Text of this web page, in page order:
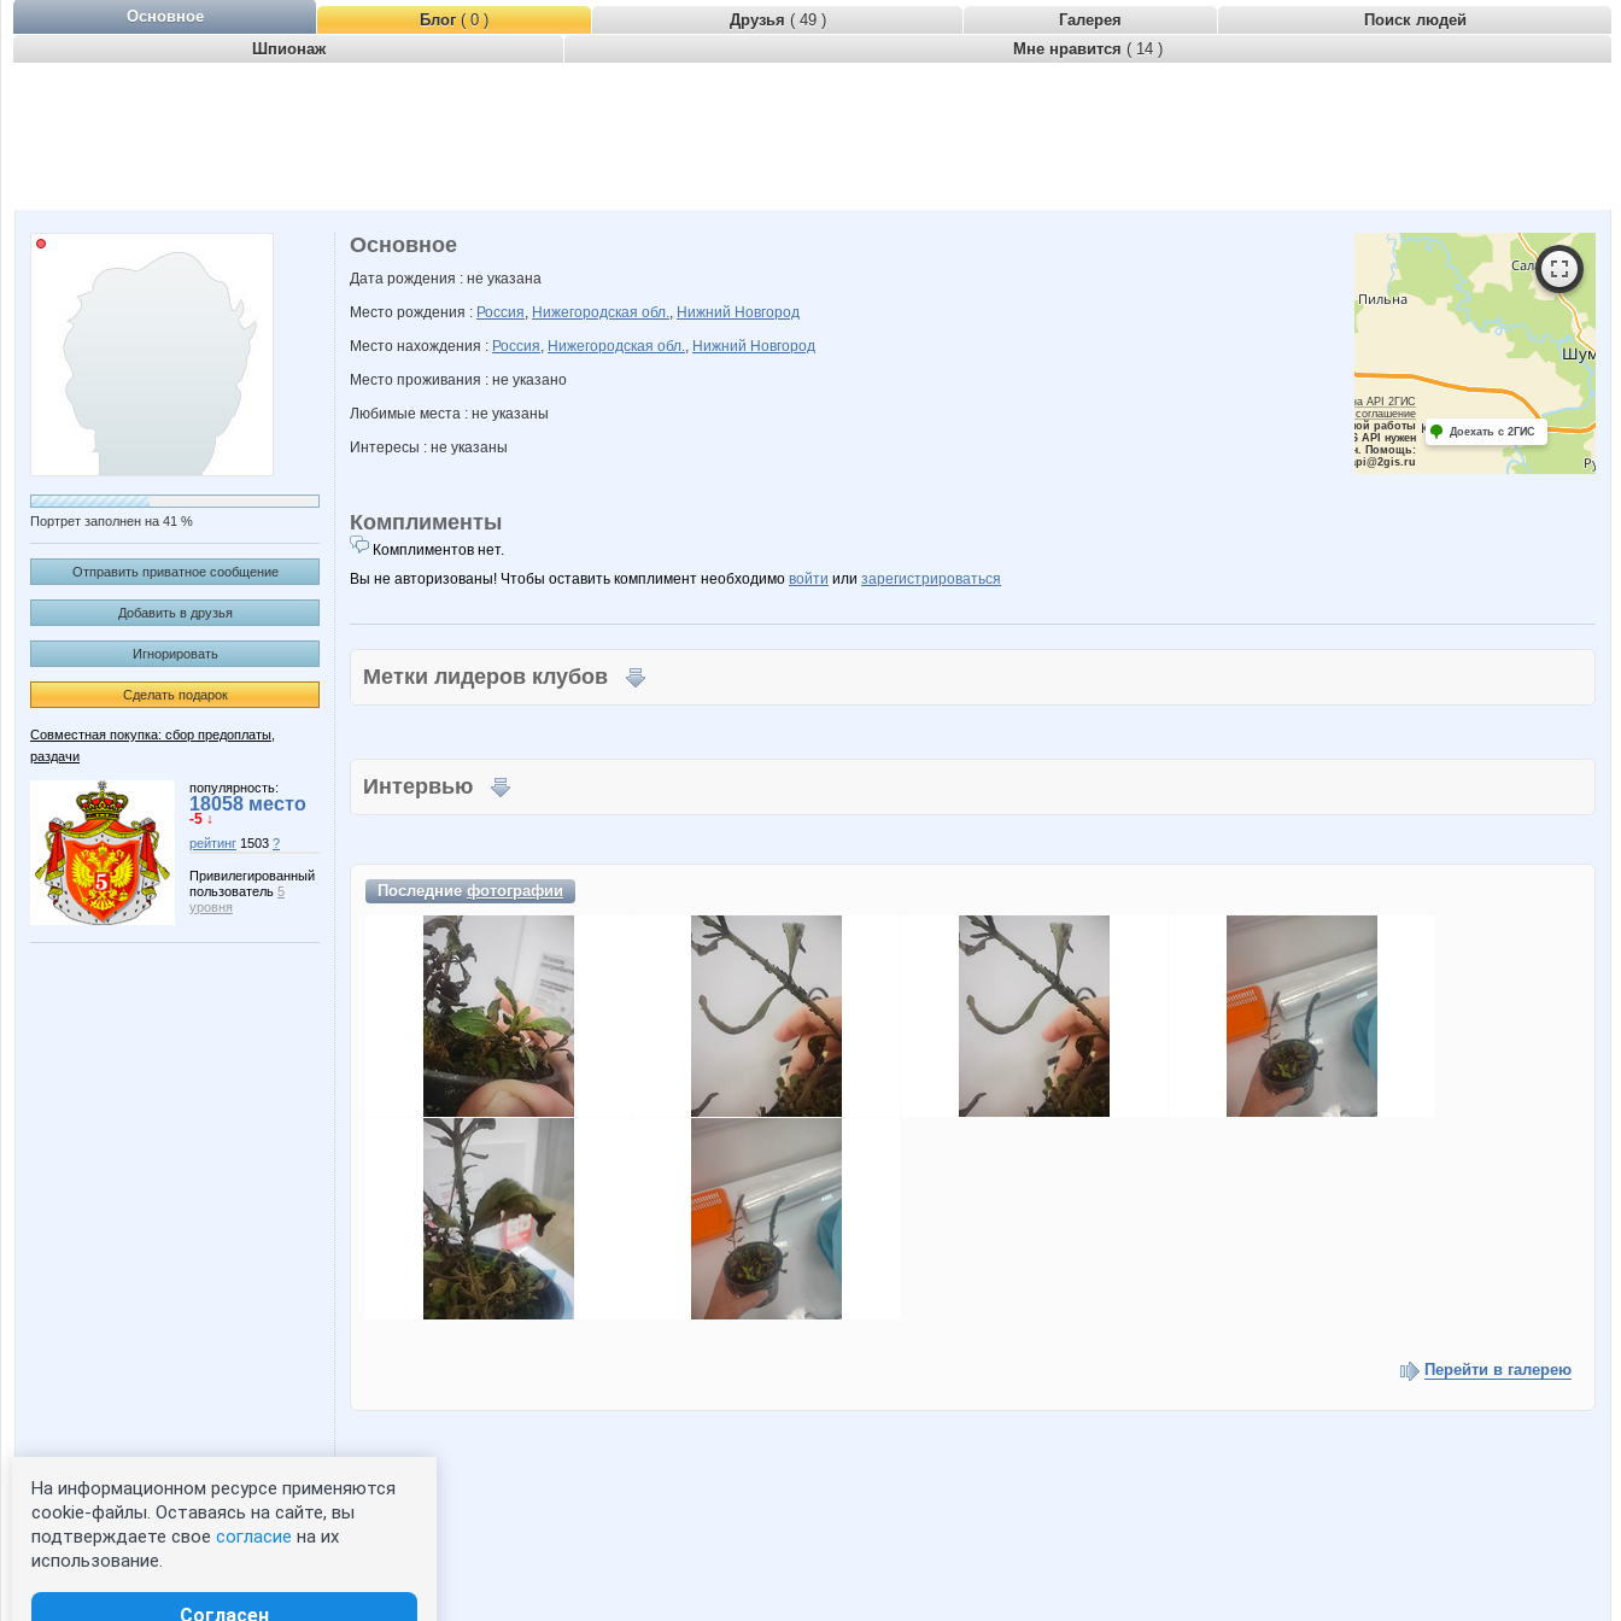
Основное Блог( 0 ) Друзья ( 49 ) Галерея
Поиск людей
Шпионаж
Мне нравится ( 14 )
Портрет заполнен на 41 %
Отправить приватное сообщение
Добавить в друзья
Игнорировать
Сделать подарок
Совместная покупка: сбор предоплаты,
раздачи
популярность:
18058 место
-5 ↓
рейтинг 1503 ?
Привилегированный
пользователь 5
уровня
Статистика портрета:
сейчас просматривают портрет - 0
зарегистрированные пользователи
Работает на API 2ГИС
Лицензионное соглашение
Для корректной работы
Raster JS API нужен
ключ. Помощь:
api@2gis.ru
Доехать с 2ГИС
Основное
Дата рождения : не указана
Место рождения : Россия, Нижегородская обл., Нижний Новгород
Место нахождения : Россия, Нижегородская обл., Нижний Новгород
Место проживания : не указано
Любимые места : не указаны
Интересы : не указаны
Комплименты
Комплиментов нет.
Вы не авторизованы! Чтобы оставить комплимент необходимо войти или зарегистрироваться
Метки лидеров клубов
Интервью
Последниефотографии
Перейти в галерею
На информационном ресурсе применяются
cookie-файлы. Оставаясь на сайте, вы
подтверждаете свое согласие на их
использование.
Согласен